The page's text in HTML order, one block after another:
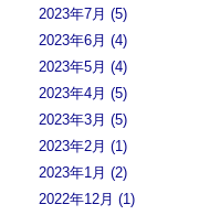
2023年7月 (5)
2023年6月 (4)
2023年5月 (4)
2023年4月 (5)
2023年3月 (5)
2023年2月 (1)
2023年1月 (2)
2022年12月 (1)